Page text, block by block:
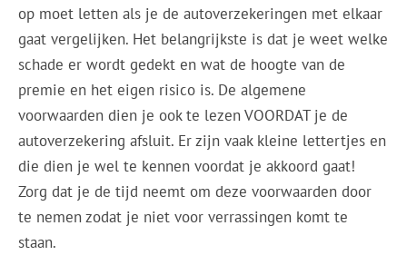
op moet letten als je de autoverzekeringen met elkaar
gaat vergelijken. Het belangrijkste is dat je weet welke
schade er wordt gedekt en wat de hoogte van de
premie en het eigen risico is. De algemene
voorwaarden dien je ook te lezen VOORDAT je de
autoverzekering afsluit. Er zijn vaak kleine lettertjes en
die dien je wel te kennen voordat je akkoord gaat!
Zorg dat je de tijd neemt om deze voorwaarden door
te nemen zodat je niet voor verrassingen komt te
staan.